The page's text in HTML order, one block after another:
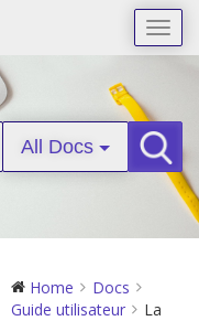
All Docs
Home
Docs
Guide utilisateur
La